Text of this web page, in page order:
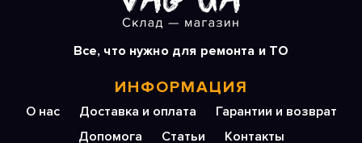
Все, что нужно для ремонта и ТО
ИНФОРМАЦИЯ
О нас Доставка и оплата
Гарантии и возврат
Допомога
Статьи Контакты